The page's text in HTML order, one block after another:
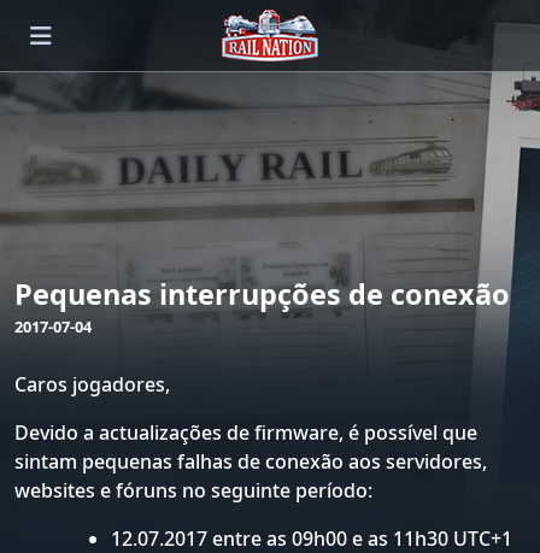
Pequenas interrupções de conexão
2017-07-04
Caros jogadores,
Devido a actualizações de firmware, é possível que
sintam pequenas falhas de conexão aos servidores,
websites e fóruns no seguinte período:
12.07.2017 entre as 09h00 e as 11h30 UTC+1